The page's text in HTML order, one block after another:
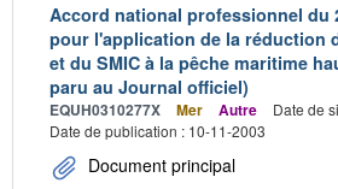
Accord national professionnel du
pour l'application de la réduction
et du SMIC à la pêche maritime
paru au Journal officiel)
EQUH0310277X Mer Autre
Date de
Date de publication : 10-11-2003
Document principal